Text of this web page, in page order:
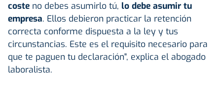
coste no debes asumirlo tú, lo debe asumir tu
empresa. Ellos debieron practicar la retención
correcta conforme dispuesta a la ley y tus
circunstancias. Este es el requisito necesario para
que te paguen tu declaración", explica el abogado
laboralista.